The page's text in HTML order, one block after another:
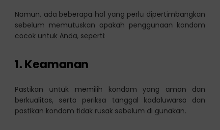
Namun, ada beberapa hal yang perlu dipertimbangkan
sebelum memutuskan apakah penggunaan kondom
cocok untuk Anda, seperti:
1. Keamanan
Pastikan untuk memilih kondom yang aman dan
berkualitas, serta periksa tanggal kadaluwarsa dan
pastikan kondom tidak rusak sebelum di gunakan.